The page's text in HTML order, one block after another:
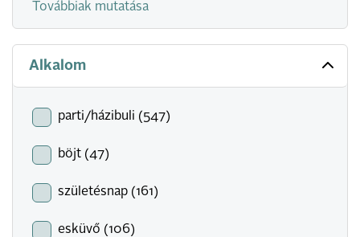
Továbbiak mutatása
Alkalom
parti/házibuli (547)
böjt (47)
születésnap (161)
esküvő (106)